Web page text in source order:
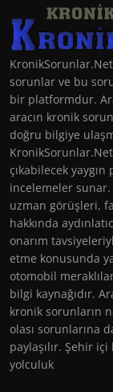
sorunlar ve bu
bir platformdur.
aracın kronik
doğru bilgiye
çıkabilecek
incelemeler sunar.
uzman görüşleri,
hakkında
onarım
etme konusunda
otomobil
bilgi kaynağıdır.
kronik sorunların
olası sorunlarına
paylaşılır. Şehir
yolculuk